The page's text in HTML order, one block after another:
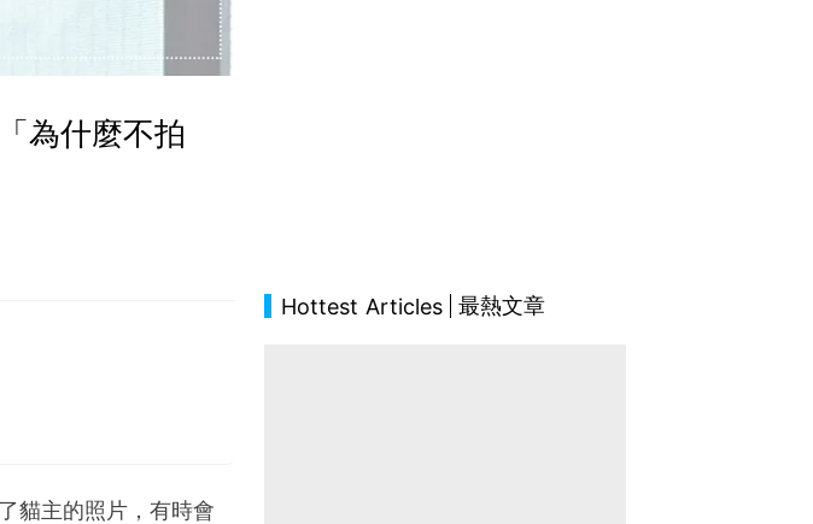
為什麼不拍
貓主的照片，有時會
Hottest Articles 最熱文章